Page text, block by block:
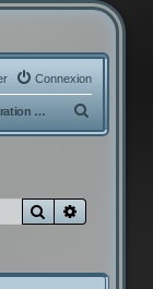
Connexion
Amélioration - Construction
e
Rechercher